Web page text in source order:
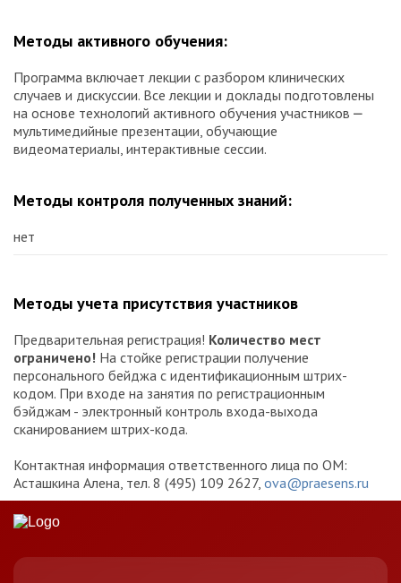
Методы активного обучения:
Программа включает лекции с разбором клинических
случаев и дискуссии. Все лекции и доклады подготовлены
на основе технологий активного обучения участников ⎼
мультимедийные презентации, обучающие
видеоматериалы, интерактивные сессии.
Методы контроля полученных знаний:
нет
Методы учета присутствия участников
Предварительная регистрация! Количество мест
ограничено! На стойке регистрации получение
персонального бейджа с идентификационным штрих-
кодом. При входе на занятия по регистрационным
бэйджам - электронный контроль входа-выхода
сканированием штрих-кода.
Контактная информация ответственного лица по ОМ:
Асташкина Алена, тел. 8 (495) 109 2627, ova@praesens.ru